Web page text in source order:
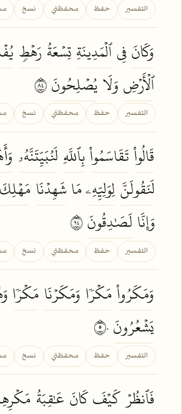
التفسير حفظ محفظتي نسخ
وَكَانَفِيٱلۡمَدِينَةِتِسۡعَةُ رَهۡطٖ
ٱلۡأَرۡضِ وَلَا يُصۡلِحُونَ
التفسير حفظ محفظتي نسخ
قَالُواْ تَقَاسَمُواْبِٱللَّهِ لَنُبَيِّتَنَّهُۥ
لَنَقُولَنَّلِوَلِيِّهِۦمَاشَهِدۡنَا مَهۡلِكَ
وَإِنَّا لَصَٰدِقُونَ
التفسير حفظ محفظتي نسخ
وَمَكَرُواْ مَكۡرٗا وَمَكَرۡنَا مَكۡرٗا
يَشۡعُرُونَ
التفسير حفظ محفظتي نسخ
فَٱنظُرۡكَيۡفَكَانَ عَٰقِبَةُ